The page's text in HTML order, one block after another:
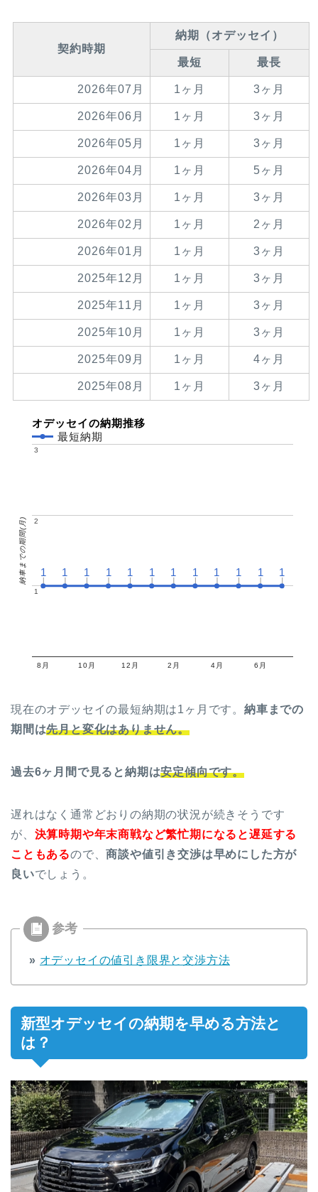
契約時期
納期（オデッセイ）
最短 最長
2026年07月 1ヶ月 3ヶ月
2026年06月 1ヶ月 3ヶ月
2026年05月 1ヶ月 3ヶ月
2026年04月 1ヶ月 5ヶ月
2026年03月 1ヶ月 3ヶ月
2026年02月 1ヶ月 2ヶ月
2026年01月 1ヶ月 3ヶ月
2025年12月 1ヶ月 3ヶ月
2025年11月 1ヶ月 3ヶ月
2025年10月 1ヶ月 3ヶ月
2025年09月 1ヶ月 4ヶ月
2025年08月 1ヶ月 3ヶ月
オデッセイの納期推移
最短納期
8月 10月 12月 2月 4月 6月
1
1
2
2
3
3
1
1 1
1 1
1 1
1 1
1 1
1 1
1 1
1 1
1 1
1 1
1 1
1
納車までの期間(月)
現在のオデッセイの最短納期は1ヶ月です。 納車までの
期間は先月と変化はありません。
過去6ヶ月間で見ると納期は安定傾向です。
遅れはなく通常どおりの納期の状況が続きそうです
が、 決算時期や年末商戦など繁忙期になると遅延する
こともあるので、商談や値引き交渉は早めにした方が
良いでしょう。
» オデッセイの値引き限界と交渉方法
新型オデッセイの納期を早める方法と
は？